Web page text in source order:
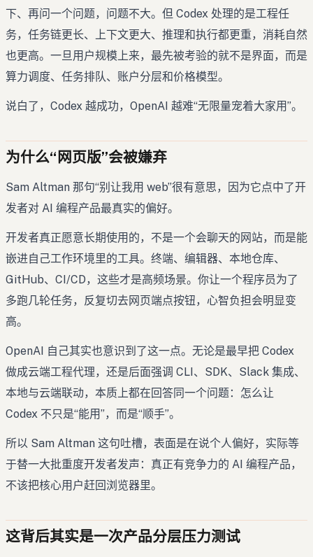
下、再问一个问题，问题不大。但 Codex 处理的是工程任
务，任务链更长、上下文更大、推理和执行都更重，消耗自然
也更高。一旦用户规模上来，最先被考验的就不是界面，而是
算力调度、任务排队、账户分层和价格模型。
说白了，Codex 越成功，OpenAI 越难“无限量宠着大家用”。
为什么“网页版”会被嫌弃
Sam Altman 那句“别让我用 web”很有意思，因为它点中了开
发者对 AI 编程产品最真实的偏好。
开发者真正愿意长期使用的，不是一个会聊天的网站，而是能
嵌进自己工作环境里的工具。终端、编辑器、本地仓库、
GitHub、CI/CD，这些才是高频场景。你让一个程序员为了
多跑几轮任务，反复切去网页端点按钮，心智负担会明显变
高。
OpenAI 自己其实也意识到了这一点。无论是最早把 Codex
做成云端工程代理，还是后面强调 CLI、SDK、Slack 集成、
本地与云端联动，本质上都在回答同一个问题：怎么让
Codex 不只是“能用”，而是“顺手”。
所以 Sam Altman 这句吐槽，表面是在说个人偏好，实际等
于替一大批重度开发者发声：真正有竞争力的 AI 编程产品，
不该把核心用户赶回浏览器里。
这背后其实是一次产品分层压力测试